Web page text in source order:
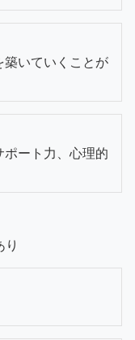
築いていくことが
ポート力、心理的